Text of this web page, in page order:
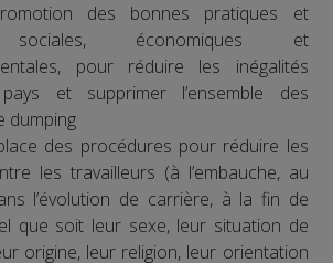
des bonnes pratiques et
économiques et
pour réduire les inégalités
et supprimer l’ensemble des
dumping
des procédures pour réduire les
les travailleurs (à l’embauche, au
l’évolution de carrière, à la fin de
que soit leur sexe, leur situation de
origine, leur religion, leur orientation